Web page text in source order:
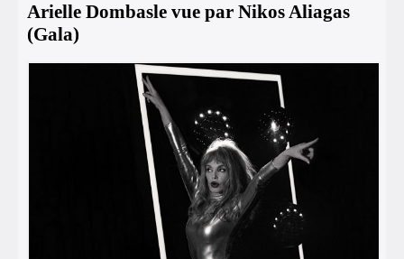
Arielle Dombasle vue par Nikos Aliagas
(Gala)